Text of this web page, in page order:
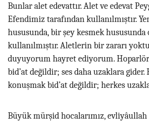
Bunlar alet edevattır. Alet ve edevat
Efendimiz tarafından kullanılmıştır.
hususunda, bir şey kesmek hususunda
kullanılmıştır. Aletlerin bir zararı
duyuyorum hayret ediyorum.
bid’at değildir; ses daha uzaklara
konuşmak bid’at değildir; herkes
Büyük mürşid hocalarımız,